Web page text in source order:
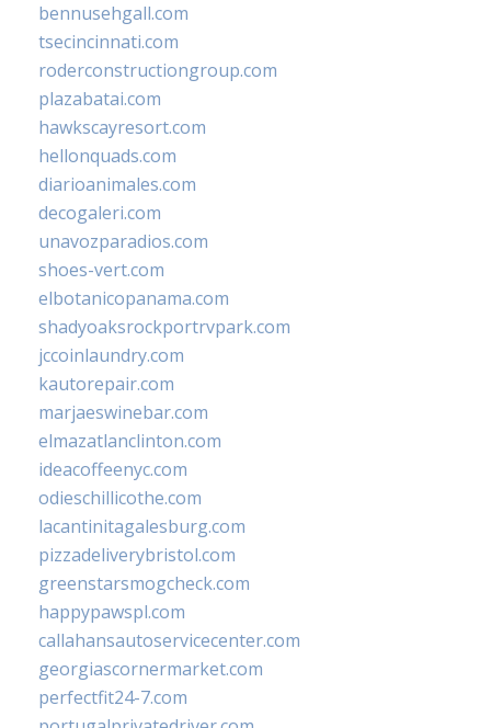
bennusehgall.com
tsecincinnati.com
roderconstructiongroup.com
plazabatai.com
hawkscayresort.com
hellonquads.com
diarioanimales.com
decogaleri.com
unavozparadios.com
shoes-vert.com
elbotanicopanama.com
shadyoaksrockportrvpark.com
jccoinlaundry.com
kautorepair.com
marjaeswinebar.com
elmazatlanclinton.com
ideacoffeenyc.com
odieschillicothe.com
lacantinitagalesburg.com
pizzadeliverybristol.com
greenstarsmogcheck.com
happypawspl.com
callahansautoservicecenter.com
georgiascornermarket.com
perfectfit24-7.com